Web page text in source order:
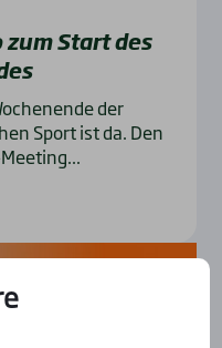
Start des
der
Sport ist da. Den